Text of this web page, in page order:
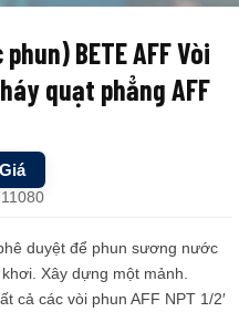
BETE AFF Vòi
quạt phẳng AFF
duyệt để phun sương nước
Xây dựng một mảnh.
cả các vòi phun AFF NPT 1/2′